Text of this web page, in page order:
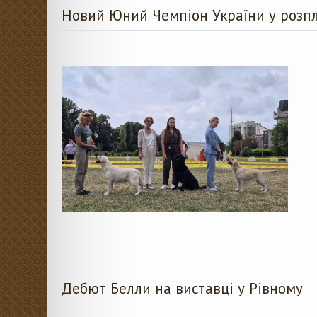
Новий Юний Чемпіон України у
Дебют Белли на виставці у Рівному